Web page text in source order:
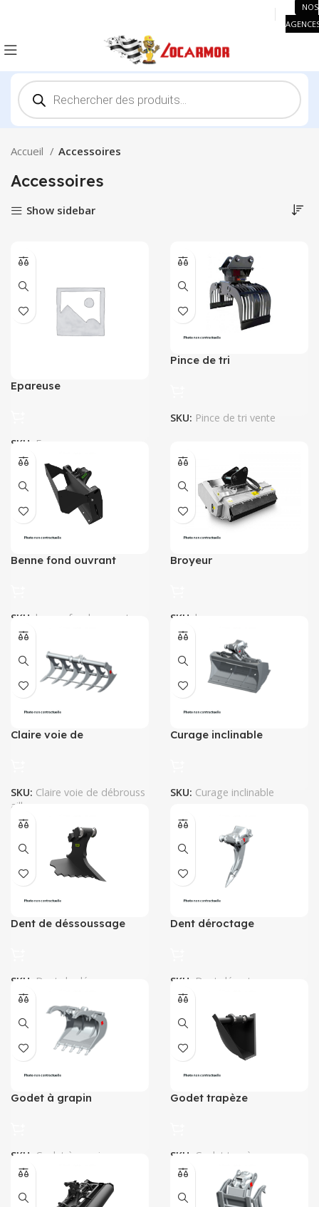
NOS
Recherche
de
produits
Accueil Accessoires
Accessoires
Show sidebar
Epareuse
SKU: Epareuse
Pince de tri
SKU: Pince de tri vente
Benne fond ouvrant
SKU: benne-fond-ouvrant
Broyeur
SKU: broyeur
Claire voie de
SKU: Claire voie de débrouss
aillage
Curage inclinable
SKU: Curage inclinable
Dent de déssoussage
SKU: Dent de déssoussage
Dent déroctage
SKU: Dent déroctage
Godet à grapin
SKU: Godet à grapin
Godet trapèze
SKU: Godet trapèze